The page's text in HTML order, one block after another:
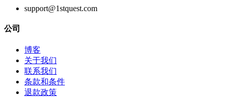
support@1stquest.com
公司
博客
关于我们
联系我们
条款和条件
退款政策